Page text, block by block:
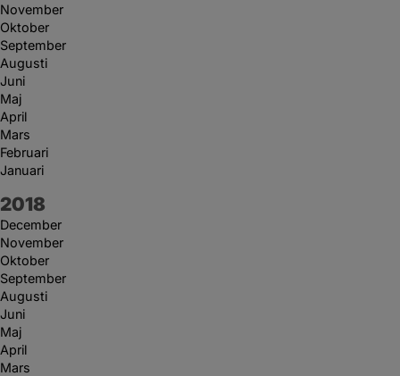
November
Oktober
September
Augusti
Juni
Maj
April
Mars
Februari
Januari
År:
2018
December
November
Oktober
September
Augusti
Juni
Maj
April
Mars